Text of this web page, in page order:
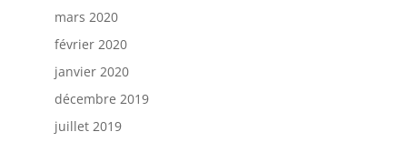
mars 2020
février 2020
janvier 2020
décembre 2019
juillet 2019